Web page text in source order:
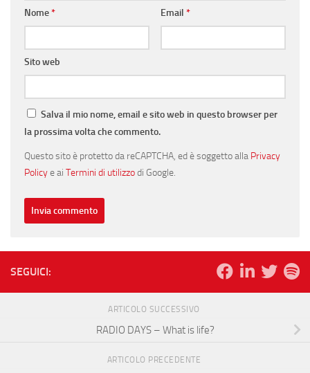
Nome* Email *
Sito web
Salva il mio nome, email e sito web in questo browser per
la prossima volta che commento.
Questo sito è protetto da reCAPTCHA, ed è soggetto alla Privacy
Policye ai Termini di utilizzodi Google.
SEGUICI:
ARTICOLO SUCCESSIVO
RADIO DAYS – What is life?
ARTICOLO PRECEDENTE